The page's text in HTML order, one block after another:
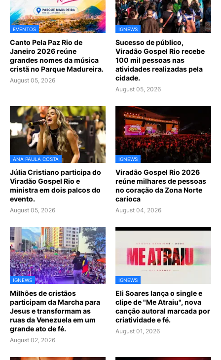
EVENTOS
Canto Pela Paz Rio de
Janeiro 2026 reúne
grandes nomes da música
cristã no Parque Madureira.
August 05, 2026
IGNEWS
Sucesso de público,
Viradão Gospel Rio recebe
100 mil pessoas nas
atividades realizadas pela
cidade.
August 05, 2026
ANA PAULA COSTA
Júlia Cristiano participa do
Viradão Gospel Rio e
ministra em dois palcos do
evento.
August 05, 2026
IGNEWS
Viradão Gospel Rio 2026
reúne milhares de pessoas
no coração da Zona Norte
carioca
August 04, 2026
IGNEWS
Milhões de cristãos
participam da Marcha para
Jesus e transformam as
ruas da Venezuela em um
grande ato de fé.
August 02, 2026
IGNEWS
Eli Soares lança o single e
clipe de "Me Atraiu", nova
canção autoral marcada por
criatividade e fé.
August 01, 2026